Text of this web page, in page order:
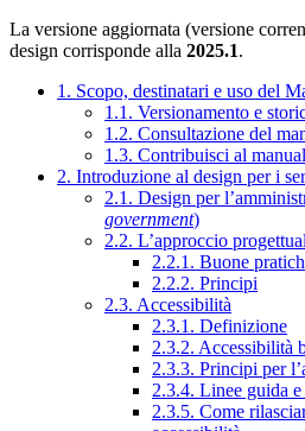
La versione aggiornata (versione
design corrisponde alla 2025.1.
1. Scopo, destinatari e uso del
1.1. Versionamento e
1.2. Consultazione del
1.3. Contribuisci al
2. Introduzione al design per i
2.1. Design per
government)
2.2. L’approccio
2.2.1. Buone
2.2.2. Principi
2.3. Accessibilità
2.3.1. Definizione
2.3.2. Accessibilità
2.3.3. Principi per
2.3.4. Linee guida
2.3.5. Come